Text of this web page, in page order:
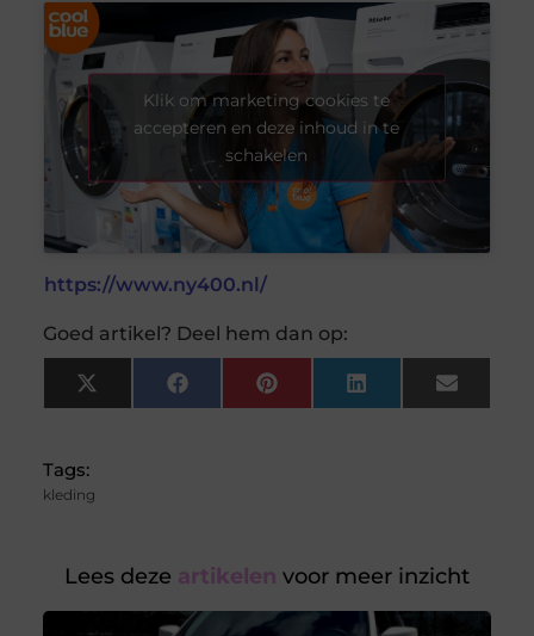
Klik om marketing cookies te
accepteren en deze inhoud in te
schakelen
https://www.ny400.nl/
Goed artikel? Deel hem dan op:
X
(Twitter)
FacebookPinterest LinkedIn Email
Tags:
kleding
Lees deze artikelen voor meer inzicht